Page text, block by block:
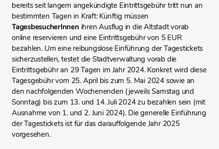
bereits seit langem angekündigte Eintrittsgebühr tritt nun an
bestimmten Tagen in Kraft: Künftig müssen
TagesbesucherInnen ihren Ausflug in die Altstadt vorab
online reservieren und eine Eintrittsgebühr von 5 EUR
bezahlen. Um eine reibungslose Einführung der Tagestickets
sicherzustellen, testet die Stadtverwaltung vorab die
Eintrittsgebühr an 29 Tagen im Jahr 2024. Konkret wird diese
Tagesgebühr vom 25. April bis zum 5. Mai 2024 sowie an
den nachfolgenden Wochenenden (jeweils Samstag und
Sonntag) bis zum 13. und 14. Juli 2024 zu bezahlen sein (mit
Ausnahme von 1. und 2. Juni 2024). Die generelle Einführung
der Tagestickets ist für das darauffolgende Jahr 2025
vorgesehen.